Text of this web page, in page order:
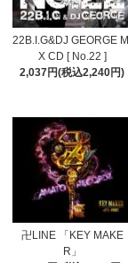
22B.I.G&DJ GEORGE MI
X CD [ No.22 ]
2,037円(税込2,240円)
卍LINE 「KEY MAKE
R」